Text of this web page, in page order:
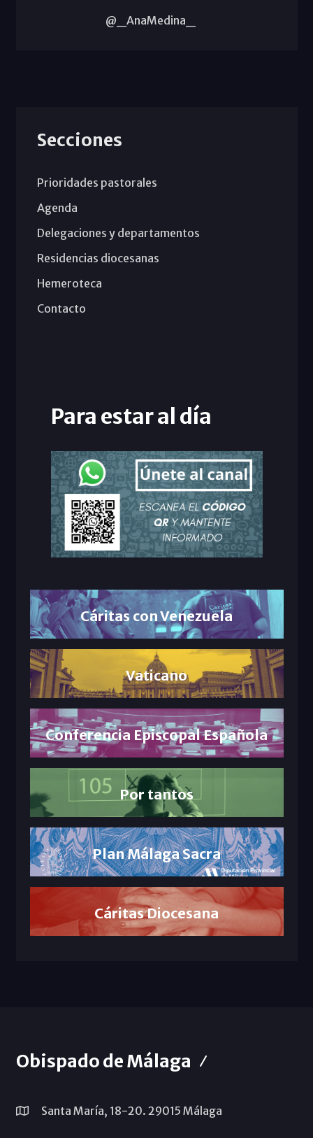
@_AnaMedina_
Secciones
Prioridades pastorales
Agenda
Delegaciones y departamentos
Residencias diocesanas
Hemeroteca
Contacto
Para estar al día
Cáritas con Venezuela
Vaticano
Conferencia Episcopal Española
Por tantos
Plan Málaga Sacra
Cáritas Diocesana
Obispado de Málaga
Santa María, 18-20. 29015 Málaga